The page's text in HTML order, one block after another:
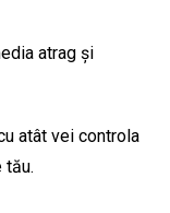
atrag și
atât vei controla
tău.